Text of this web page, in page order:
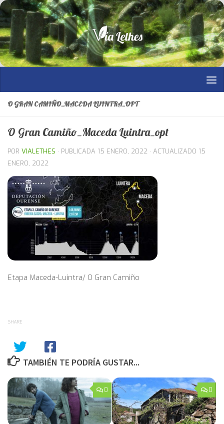
Saltar al contenido
O GRAN CAMIÑO_MACEDA LUINTRA_OPT
O Gran Camiño_Maceda Luintra_opt
POR VIALETHES · PUBLICADA 15 ENERO, 2022 · ACTUALIZADO 15
ENERO, 2022
Etapa Maceda-Luintra/ O Gran Camiño
SHARE
TAMBIÉN TE PODRÍA GUSTAR...
0 0